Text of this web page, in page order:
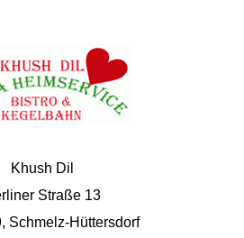
Khush Dil
Straße 13
Schmelz-Hüttersdorf